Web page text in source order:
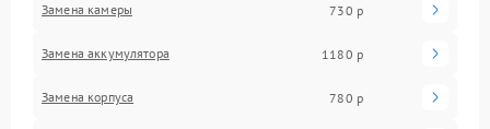
Замена камеры 730 р
Замена аккумулятора 1180 р
Замена корпуса 780 р